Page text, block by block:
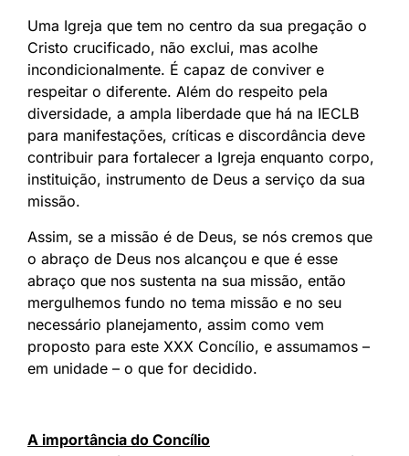
Uma Igreja que tem no centro da sua pregação o
Cristo crucificado, não exclui, mas acolhe
incondicionalmente. É capaz de conviver e
respeitar o diferente. Além do respeito pela
diversidade, a ampla liberdade que há na IECLB
para manifestações, críticas e discordância deve
contribuir para fortalecer a Igreja enquanto corpo,
instituição, instrumento de Deus a serviço da sua
missão.
Assim, se a missão é de Deus, se nós cremos que
o abraço de Deus nos alcançou e que é esse
abraço que nos sustenta na sua missão, então
mergulhemos fundo no tema missão e no seu
necessário planejamento, assim como vem
proposto para este XXX Concílio, e assumamos –
em unidade – o que for decidido.
A importância do Concílio